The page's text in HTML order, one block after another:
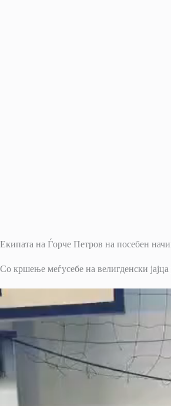
Екипата на Ѓорче Петров на посебен
Со кршење меѓусебе на велигденски